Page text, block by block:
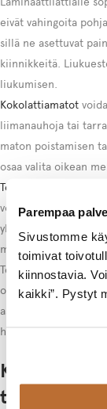
Parempaa
Sivustomme
toimivat
kiinnostavia.
kaikki”. Pystyt
eivät vahingoita
sillä ne asettuvat
kiinnikkeitä.
liukumisen.
Kokolattiamatot
liimanauhoja tai
maton poistamisen
osaa valita oikean
Tekstiililaatat
voidaan vaihtaa
yleensä irrotettavalla
mahdollistaa helpon
Tekstiilivinyylit
ominaisuudet. Ne
asennuksena tai
hyvin tiloihin, joissa
Kuinka